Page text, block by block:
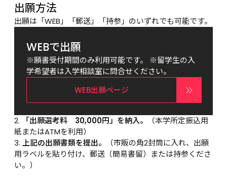
出願方法
出願は「WEB」「郵送」「持参」のいずれでも可能です。
WEBで出願
※願書受付期間のみ利用可能です。 ※留学生の入
学希望者は入学相談室に問合せください。
WEB出願ページ
「出願選考料　30,000円」を納入。
（本学所定振込用
紙またはATMを利用）
上記の出願書類を提出。
（市販の角2封筒に入れ、出願
用ラベルを貼り付け、郵送（簡易書留）または持参くださ
い。）